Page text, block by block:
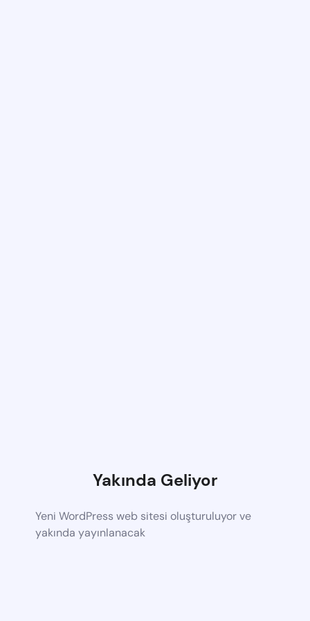
Yakında Geliyor
Yeni WordPress web sitesi oluşturuluyor ve
yakında yayınlanacak